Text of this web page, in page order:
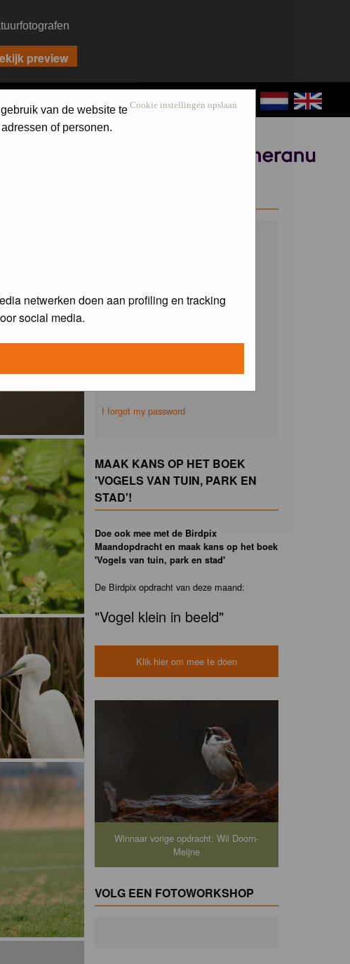
Cookie instellingen opslaan
van de website te
of personen.
netwerken doen aan profiling en tracking
social media.
I forgot my password
MAAK KANS OP HET BOEK
'VOGELS VAN TUIN, PARK EN
STAD'!
Doe ook mee met de Birdpix
Maandopdracht en maak kans op het boek
'Vogels van tuin, park en stad'
De Birdpix opdracht van deze maand:
"Vogel klein in beeld"
Klik hier om mee te doen
Winnaar vorige opdracht: Wil Doorn-
Meijne
VOLG EEN FOTOWORKSHOP